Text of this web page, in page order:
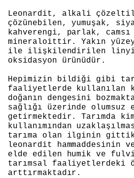
Leonardit, alkali
çözünebilen, yumuşak,
kahverengi, parlak,
mineraloittir. Yakın
ile ilişkilendirilen
oksidasyon ürünüdür.
Hepimizin bildiği gibi
faaliyetlerde kullanılan
doğanın dengesini
sağlığı üzerinde olumsuz
getirmektedir. Tarımda
kullanımından
tarıma olan ilginin
leonardit hammaddesinin ve
elde edilen humik ve
tarımsal faaliyetlerdeki
arttırmaktadır.